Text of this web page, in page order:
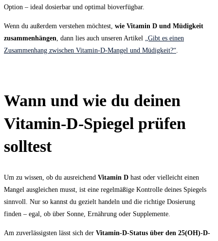
Option – ideal dosierbar und optimal bioverfügbar.
Wenn du außerdem verstehen möchtest, wie Vitamin D und Müdigkeit
zusammenhängen , dann lies auch unseren Artikel
„Gibt es einen
Zusammenhang zwischen Vitamin-D-Mangel und Müdigkeit?“
Wann und wie du deinen
Vitamin-D-Spiegel prüfen
solltest
Um zu wissen, ob du ausreichend Vitamin D hast oder vielleicht einen
Mangel ausgleichen musst, ist eine regelmäßige Kontrolle deines Spiegels
sinnvoll. Nur so kannst du gezielt handeln und die richtige Dosierung
finden – egal, ob über Sonne, Ernährung oder Supplemente.
Am zuverlässigsten lässt sich der Vitamin-D-Status über den 25(OH)-D-